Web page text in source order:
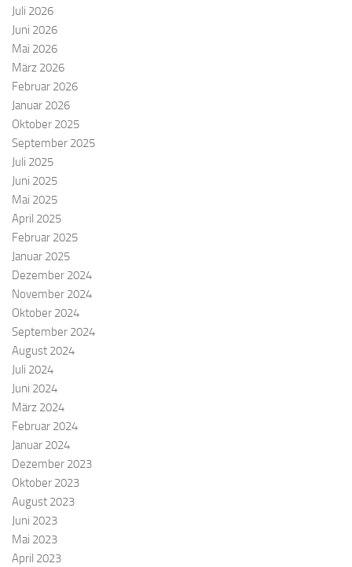
Juli 2026
Juni 2026
Mai 2026
März 2026
Februar 2026
Januar 2026
Oktober 2025
September 2025
Juli 2025
Juni 2025
Mai 2025
April 2025
Februar 2025
Januar 2025
Dezember 2024
November 2024
Oktober 2024
September 2024
August 2024
Juli 2024
Juni 2024
März 2024
Februar 2024
Januar 2024
Dezember 2023
Oktober 2023
August 2023
Juni 2023
Mai 2023
April 2023